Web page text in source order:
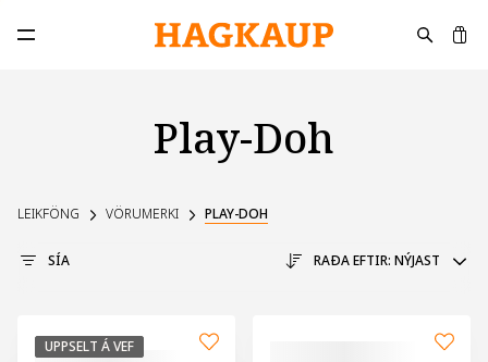
Opna aðalvalmynd
Play-Doh
LEIKFÖNG VÖRUMERKI PLAY-DOH
SÍA RAÐA EFTIR: NÝJAST
UPPSELT Á VEF